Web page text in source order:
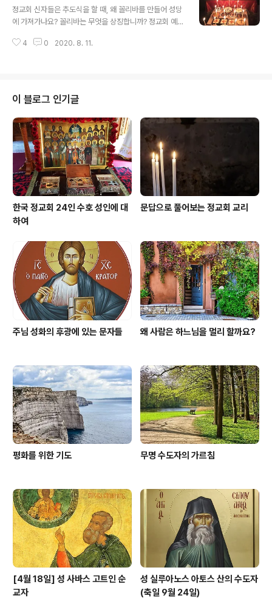
재조명될 때 더욱 분명하고 확실하며 올바르게 이해될 수
있기 때문입니다. 하느님께서는 호렙 산에서 모세에게 "너
신을 모시지 못한다. … 너희는 … 우상을 모시지 못한다. 그
정교회 신자들은 추도식을 할 때, 왜 꼴리바를 만들어 성당
에 가져가나요? 꼴리바는 무엇을 상징합니까? 정교회 예배
다. 사진에 보이는 것처럼 꼴리바는 쌀이나 밀, 설탕, 계피
밥이나 밀은 생명의 재순환을, 그리고 땅에 심어진 씨앗이
'죽어서' 새로운 모습으로 '다시 싹이 트는' 것을 상기시켜
줍니다. 이는 죽어서 땅에 묻힌 인간의 몸이 언젠가는 새로
운 모습으로 다시 부활할 것을 상징합니다.(고린토 전 15,
42~44 참조) 삶은 밀이나 쌀밥이 담긴 꼴리바 그릇을 바
라보면서, 우리가 추도..
4 0 2020. 8. 11.
이 블로그 인기글
한국 정교회 24인 수호 성인에 대
하여
문답으로 풀어보는 정교회 교리
주님 성화의 후광에 있는 문자들 왜 사람은 하느님을 멀리 할까요?
평화를 위한 기도 무명 수도자의 가르침
[4월 18일] 성 사바스 고트인 순
교자
성 실루아노스 아토스 산의 수도자
(축일 9월 24일)